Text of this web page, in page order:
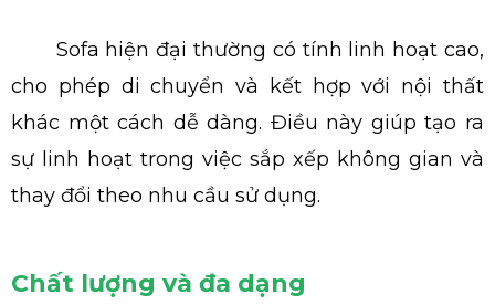
Sofa hiện đại thường có tính linh hoạt cao,
cho phép di chuyển và kết hợp với nội thất
khác một cách dễ dàng. Điều này giúp tạo ra
sự linh hoạt trong việc sắp xếp không gian và
thay đổi theo nhu cầu sử dụng.
Chất lượng và đa dạng